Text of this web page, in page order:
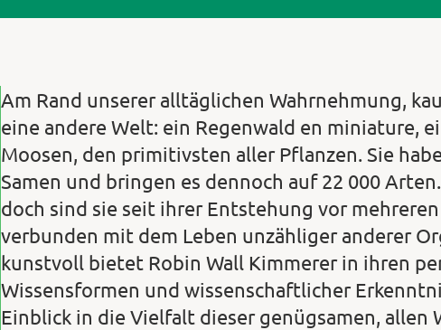
Am Rand unserer alltäglichen Wahrnehmung,
eine andere Welt: ein Regenwald en miniature,
Moosen, den primitivsten aller Pflanzen. Sie
Samen und bringen es dennoch auf 22 000
doch sind sie seit ihrer Entstehung vor
verbunden mit dem Leben unzähliger anderer
kunstvoll bietet Robin Wall Kimmerer in ihren
Wissensformen und wissenschaftlicher
Einblick in die Vielfalt dieser genügsamen,